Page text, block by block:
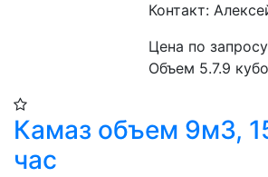
Контакт:
Цена по запросу
Объем 5.7.9
Камаз объем 9м3,
час